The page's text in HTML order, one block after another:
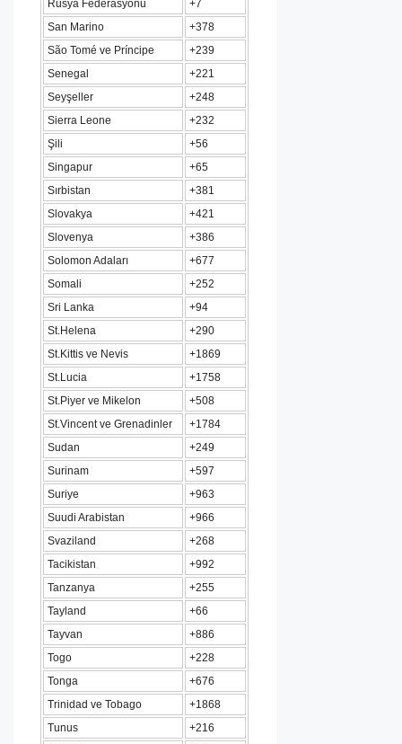
Rusya Federasyonu
+7
San Marino
+378
São Tomé ve Príncipe
+239
Senegal
+221
Seyşeller
+248
Sierra Leone
+232
Şili
+56
Singapur
+65
Sırbistan
+381
Slovakya
+421
Slovenya
+386
Solomon Adaları
+677
Somali
+252
Sri Lanka
+94
St.Helena
+290
St.Kittis ve Nevis
+1869
St.Lucia
+1758
St.Piyer ve Mikelon
+508
St.Vincent ve Grenadinler
+1784
Sudan
+249
Surinam
+597
Suriye
+963
Suudi Arabistan
+966
Svaziland
+268
Tacikistan
+992
Tanzanya
+255
Tayland
+66
Tayvan
+886
Togo
+228
Tonga
+676
Trinidad ve Tobago
+1868
Tunus
+216